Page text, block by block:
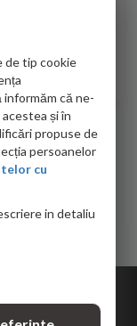
de tip cookie
că ne-
și în
propuse de
persoanelor
cu
in detaliu